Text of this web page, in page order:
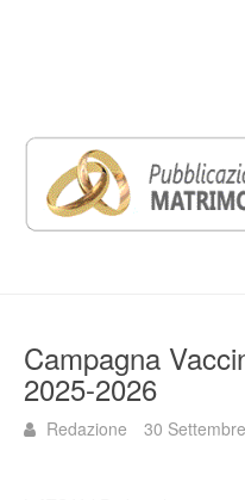
Campagna
2025-2026
Redazione 30